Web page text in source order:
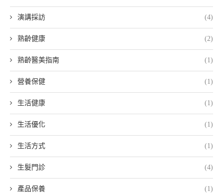
演講採訪 (4)
熟齡健康 (2)
熟齡醫美指南 (1)
營養保健 (1)
生活健康 (1)
生活優化 (1)
生活方式 (1)
生髮門診 (4)
產品保養 (1)